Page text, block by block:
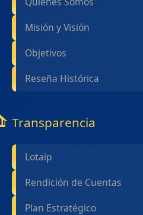
Misión y Visión
Objetivos
Reseña Histórica
Transparencia
Lotaip
Rendición de Cuentas
Plan Estratégico